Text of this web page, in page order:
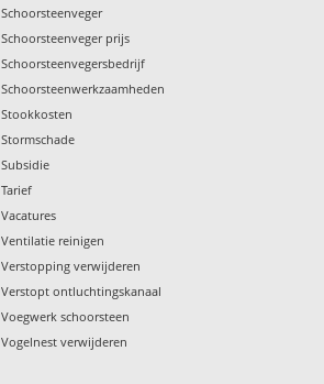
Schoorsteenveger
Schoorsteenveger prijs
Schoorsteenvegersbedrijf
Schoorsteenwerkzaamheden
Stookkosten
Stormschade
Subsidie
Tarief
Vacatures
Ventilatie reinigen
Verstopping verwijderen
Verstopt ontluchtingskanaal
Voegwerk schoorsteen
Vogelnest verwijderen